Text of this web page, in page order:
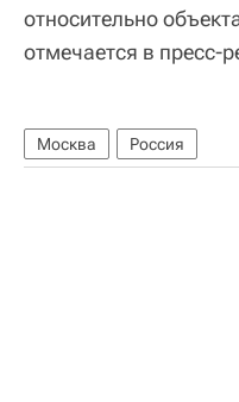
относительно
отмечается в пресс-
Москва Россия